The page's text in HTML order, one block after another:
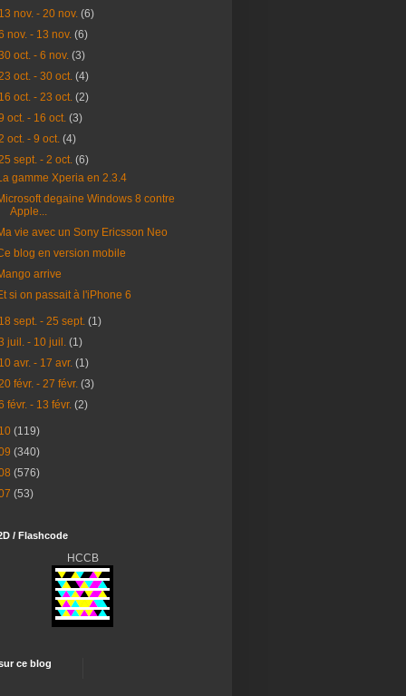
nov. - 20 nov.(6)
nov. - 13 nov.(6)
oct. - 6 nov.(3)
oct. - 30 oct.(4)
oct. - 23 oct.(2)
oct. - 16 oct.(3)
oct. - 9 oct.(4)
sept. - 2 oct.(6)
gamme Xperia en 2.3.4
degaine Windows 8 contre
Apple...
vie avec un Sony Ericsson Neo
blog en version mobile
arrive
si on passait à l'iPhone 6
sept. - 25 sept.(1)
juil. - 10 juil.(1)
avr. - 17 avr.(1)
févr. - 27 févr.(3)
févr. - 13 févr.(2)
(119)
(340)
(576)
(53)
/ Flashcode
HCCB
ce blog